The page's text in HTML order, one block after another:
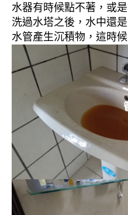
水器有時候點不著，或
洗過水塔之後，水中還
水管產生沉積物，這時